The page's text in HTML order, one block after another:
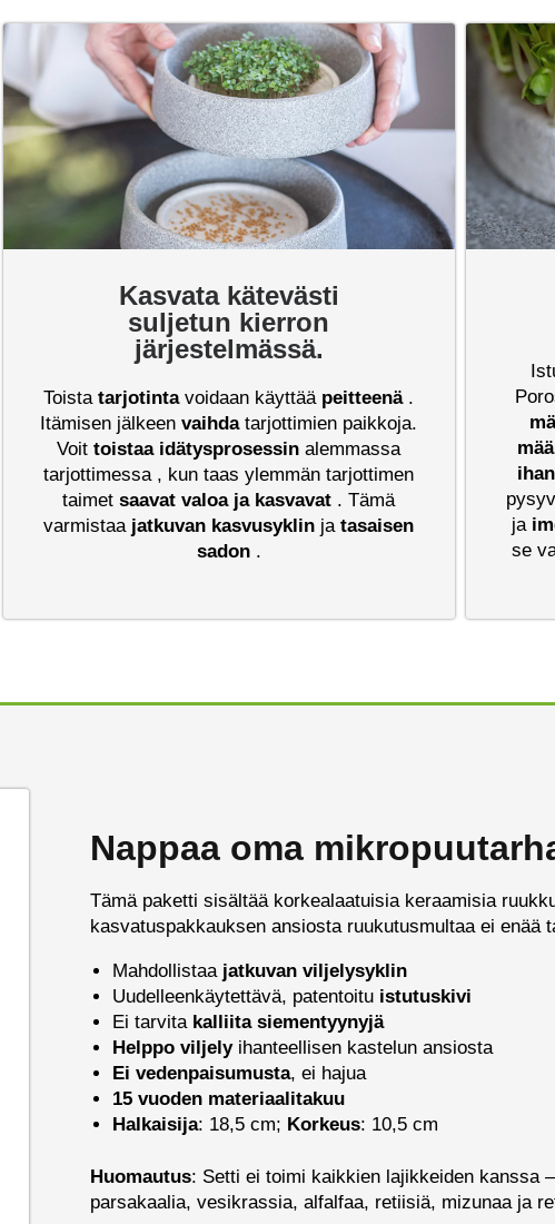
Kasvata kätevästi
suljetun kierron
järjestelmässä.
Toistatarjotintavoidaan käyttää peitteenä .
Itämisen jälkeenvaihdatarjottimien paikkoja.
Voittoistaa idätysprosessin alemmassa
tarjottimessa , kun taas ylemmän tarjottimen
taimetsaavat valoa ja kasvavat . Tämä
varmistaa jatkuvan kasvusyklin jatasaisen
sadon.
ja
se
Nappaa oma
Tämä paketti sisältää korkealaatuisia keraamisia
kasvatuspakkauksen ansiosta ruukutusmultaa ei enää
Mahdollistaa jatkuvan viljelysyklin
Uudelleenkäytettävä, patentoitu istutuskivi
Ei tarvita kalliita siementyynyjä
Helppo viljely ihanteellisen kastelun ansiosta
Ei vedenpaisumusta, ei hajua
15 vuoden materiaalitakuu
Halkaisija: 18,5 cm; Korkeus: 10,5 cm
Huomautus: Setti ei toimi kaikkien lajikkeiden kanssa
parsakaalia, vesikrassia, alfalfaa, retiisiä, mizunaa ja